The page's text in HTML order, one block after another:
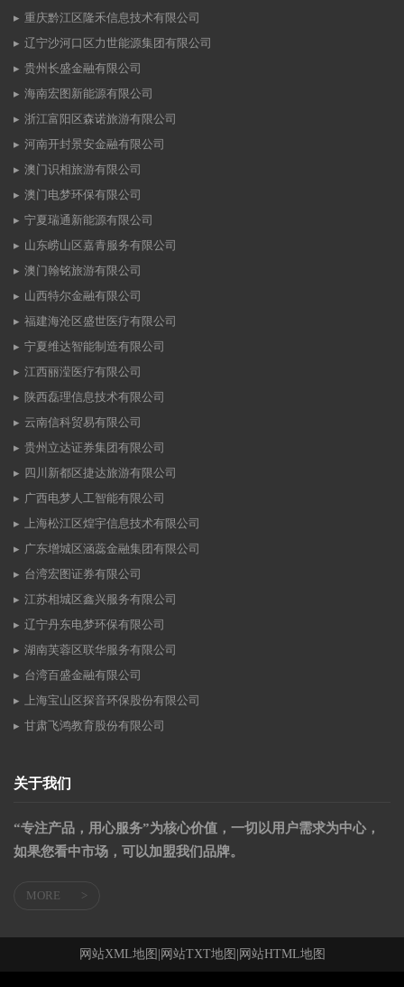
重庆黔江区隆禾信息技术有限公司
辽宁沙河口区力世能源集团有限公司
贵州长盛金融有限公司
海南宏图新能源有限公司
浙江富阳区森诺旅游有限公司
河南开封景安金融有限公司
澳门识相旅游有限公司
澳门电梦环保有限公司
宁夏瑞通新能源有限公司
山东崂山区嘉青服务有限公司
澳门翰铭旅游有限公司
山西特尔金融有限公司
福建海沧区盛世医疗有限公司
宁夏维达智能制造有限公司
江西丽滢医疗有限公司
陕西磊理信息技术有限公司
云南信科贸易有限公司
贵州立达证券集团有限公司
四川新都区捷达旅游有限公司
广西电梦人工智能有限公司
上海松江区煌宇信息技术有限公司
广东增城区涵蕊金融集团有限公司
台湾宏图证券有限公司
江苏相城区鑫兴服务有限公司
辽宁丹东电梦环保有限公司
湖南芙蓉区联华服务有限公司
台湾百盛金融有限公司
上海宝山区探音环保股份有限公司
甘肃飞鸿教育股份有限公司
关于我们
“专注产品，用心服务”为核心价值，一切以用户需求为中心，
如果您看中市场，可以加盟我们品牌。
MORE >
网站XML地图 网站TXT地图 网站HTML地图